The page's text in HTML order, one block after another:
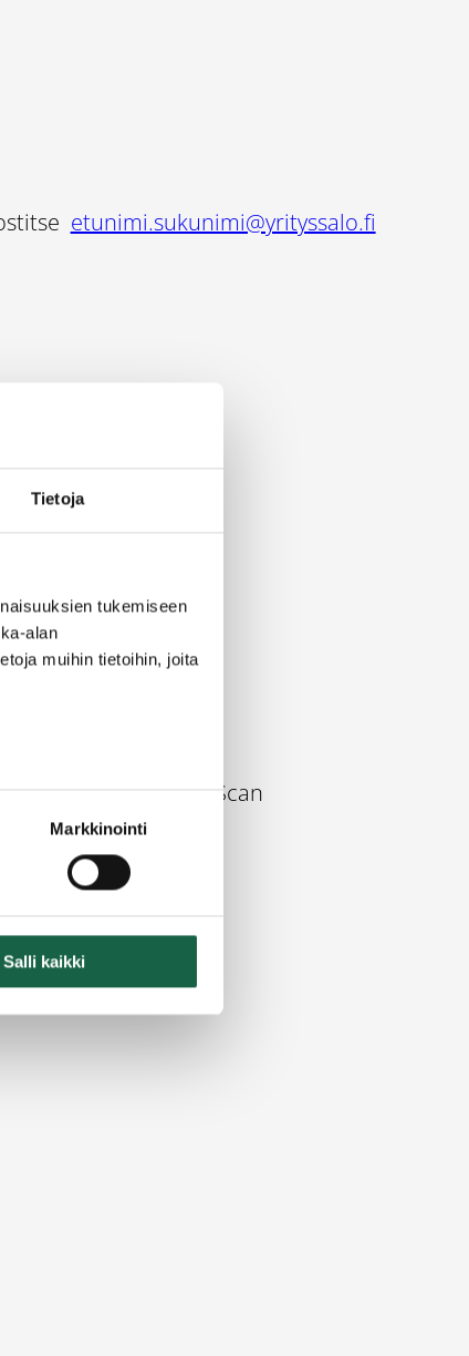
Tietoja
tukemiseen
alan
muihin tietoihin, joita
Markkinointi
Salli kaikki
etunimi.sukunimi@yrityssalo.fi
80020 Kollektor Scan